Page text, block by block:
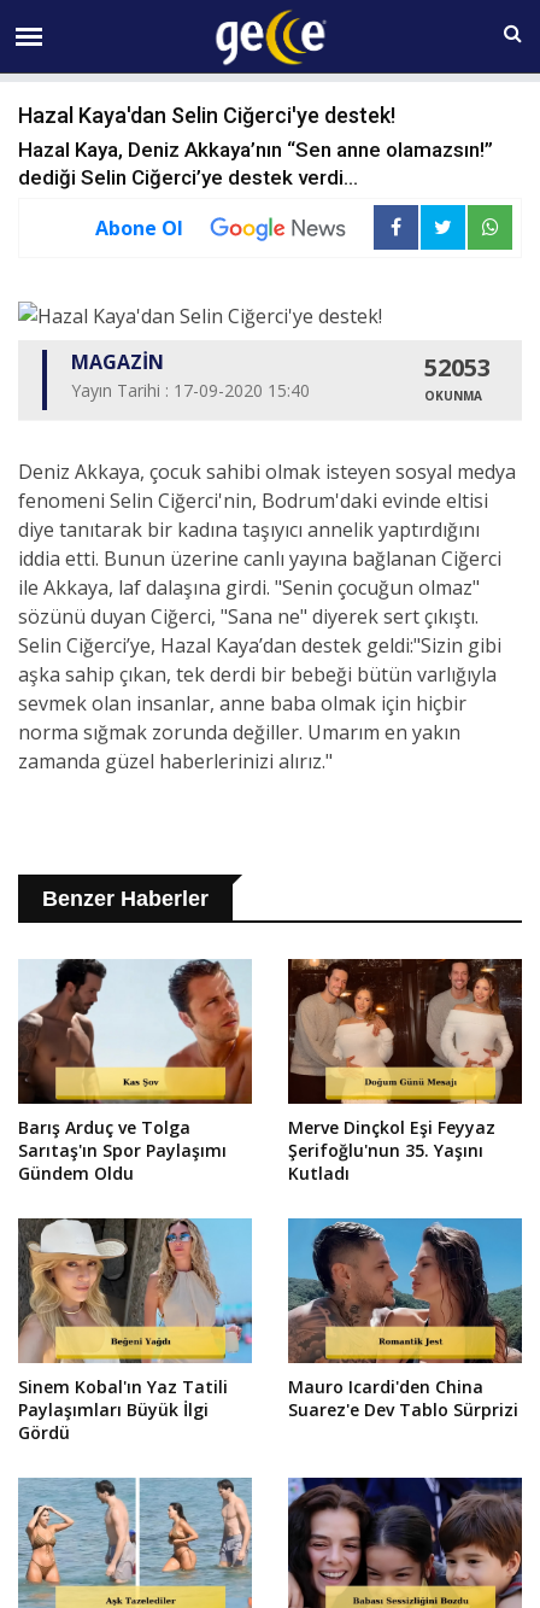
08 AĞUSTOS Cumartesi 09:51
Hazal Kaya'dan Selin Ciğerci'ye destek!
Hazal Kaya, Deniz Akkaya’nın “Sen anne olamazsın!”
dediği Selin Ciğerci’ye destek verdi...
Abone Ol
MAGAZİN
Yayın Tarihi : 17-09-2020 15:40
52053
OKUNMA
Deniz Akkaya, çocuk sahibi olmak isteyen sosyal medya
fenomeni Selin Ciğerci'nin, Bodrum'daki evinde eltisi
diye tanıtarak bir kadına taşıyıcı annelik yaptırdığını
iddia etti. Bunun üzerine canlı yayına bağlanan Ciğerci
ile Akkaya, laf dalaşına girdi. "Senin çocuğun olmaz"
sözünü duyan Ciğerci, "Sana ne" diyerek sert çıkıştı.
Selin Ciğerci’ye, Hazal Kaya’dan destek geldi:"Sizin gibi
aşka sahip çıkan, tek derdi bir bebeği bütün varlığıyla
sevmek olan insanlar, anne baba olmak için hiçbir
norma sığmak zorunda değiller. Umarım en yakın
zamanda güzel haberlerinizi alırız."
Benzer Haberler
Barış Arduç ve Tolga
Sarıtaş'ın Spor Paylaşımı
Gündem Oldu
Merve Dinçkol Eşi Feyyaz
Şerifoğlu'nun 35. Yaşını
Kutladı
Sinem Kobal'ın Yaz Tatili
Paylaşımları Büyük İlgi
Gördü
Mauro Icardi'den China
Suarez'e Dev Tablo Sürprizi